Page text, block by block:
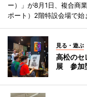
ー）」が8月1日、複合商
ポート）2階特設会場で始
見る・遊ぶ
高松のセ
展 参加